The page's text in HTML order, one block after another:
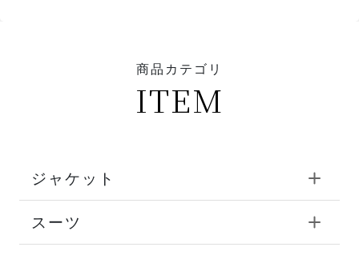
商品カテゴリ
ITEM
ジャケット
スーツ